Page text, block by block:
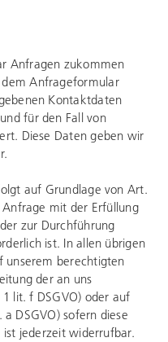
Anfragen zukommen
dem Anfrageformular
Kontaktdaten
für den Fall von
Diese Daten geben wir
auf Grundlage von Art.
mit der Erfüllung
zur Durchführung
ist. In allen übrigen
unserem berechtigten
der an uns
lit. f DSGVO) oder auf
DSGVO) sofern diese
jederzeit widerrufbar.